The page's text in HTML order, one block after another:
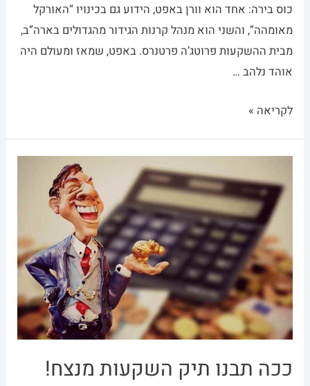
כוס בירה: אחד הוא וורן באפט, הידוע גם בכינויו “האורקל
מאומהה”, והשני הוא מנהל קרנות הגידור מהגדולים בארה”ב,
מבית ההשקעות פרוטג’ה פרטנרס. באפט, שמאז ומעולם היה
אוהד נלהב …
לקריאה »
ככה תבנו תיק השקעות מנצח!